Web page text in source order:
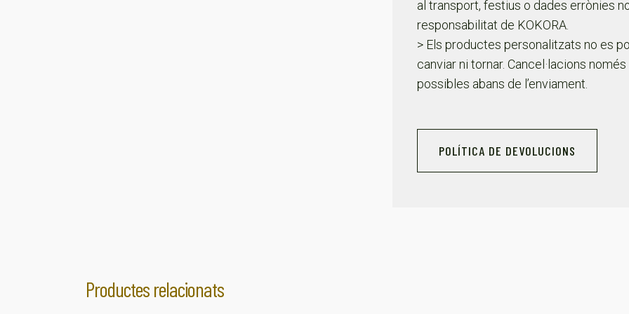
al transport, festius o dades errònies
responsabilitat de KOKORA.
> Els productes personalitzats no es
canviar ni tornar. Cancel·lacions només
possibles abans de l’enviament.
POLÍTICA DE DEVOLUCIONS
Productes relacionats